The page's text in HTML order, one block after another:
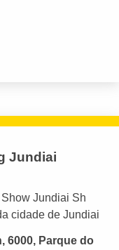
Jundiai
Jundiai Sh
cidade de Jundiai
6000, Parque do